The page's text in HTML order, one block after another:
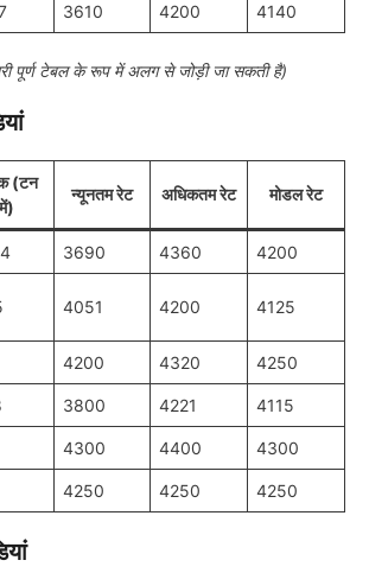
3610 4200 4140
पूर्ण टेबल के रूप में अलग से जोड़ी जा सकती है)
(टन
न्यूनतम रेट अधिकतम रेट मोडल रेट
3690 4360 4200
4051 4200 4125
4200 4320 4250
3800 4221 4115
4300 4400 4300
4250 4250 4250